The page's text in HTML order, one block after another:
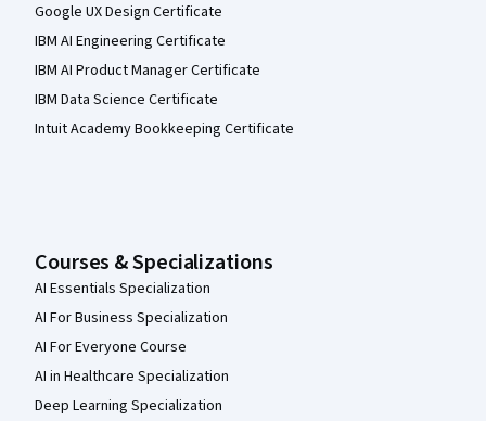
Google UX Design Certificate
IBM AI Engineering Certificate
IBM AI Product Manager Certificate
IBM Data Science Certificate
Intuit Academy Bookkeeping Certificate
Courses & Specializations
AI Essentials Specialization
AI For Business Specialization
AI For Everyone Course
AI in Healthcare Specialization
Deep Learning Specialization